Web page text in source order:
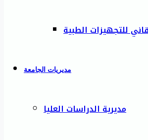
للتجهيزات الطبية
مديريات الجامعة
مديرية الدراسات العليا